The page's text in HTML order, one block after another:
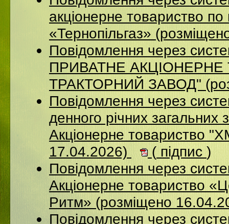
акціонерне товариство по
«Тернопільгаз»
Повідомлення через
ПРИВАТНЕ АКЦIОНЕРНЕ
ТРАКТОРНИЙ ЗАВОД"
Повідомлення через
денного річних загальних
Акціонерне
17.04.2026)
( підпис )
Повідомлення через
Акціонерне товариство
Ритм» (розміщено
Повідомлення через